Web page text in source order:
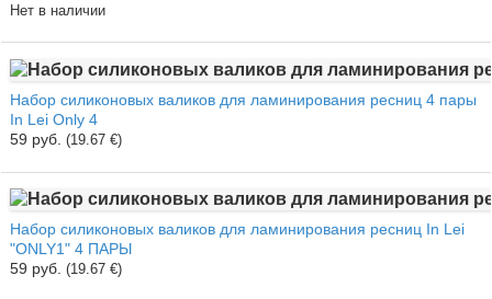
Нет в наличии
Набор силиконовых валиков для ламинирования ресниц 4 пары
In Lei Only 4
59 руб. (19.67 €)
Набор силиконовых валиков для ламинирования ресниц In Lei
"ONLY1" 4 ПАРЫ
59 руб. (19.67 €)